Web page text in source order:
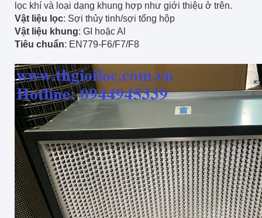
lọc khí và loại dạng khung hợp như giới thiệu ở trên.
Vật liệu lọc: Sợi thủy tinh/sợi tổng hộp
Vật liệu khung: GI hoặc Al
Tiêu chuẩn: EN779-F6/F7/F8